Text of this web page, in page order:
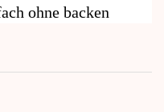
ohne backen